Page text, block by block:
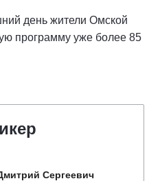
день жители Омской
программу уже более 85
Сергеевич